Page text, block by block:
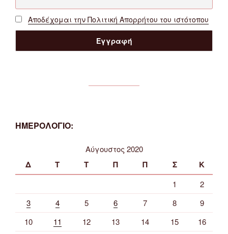
Αποδέχομαι την Πολιτική Απορρήτου του ιστότοπου
ΗΜΕΡΟΛΟΓΙΟ:
Αύγουστος 2020
Δ Τ Τ Π Π Σ Κ
1
2
3
4 5 6 7 8
9
10
11 12 13 14 15
16